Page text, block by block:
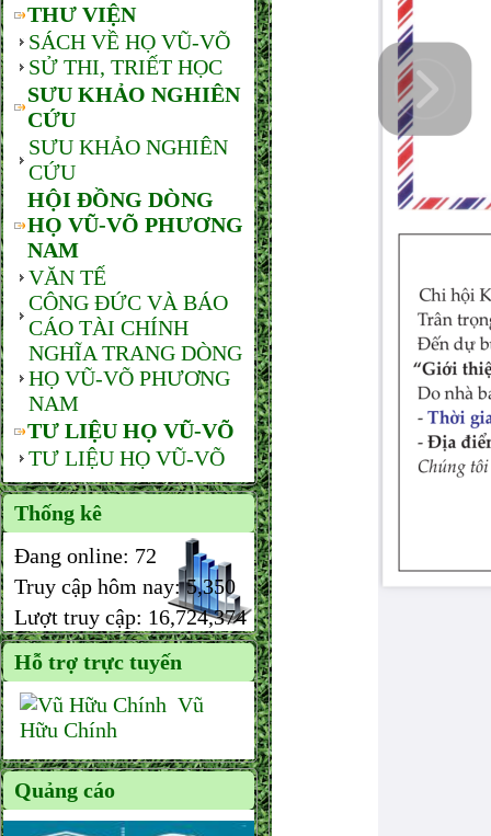
THƯ VIỆN
SÁCH VỀ HỌ VŨ-VÕ
SỬ THI, TRIẾT HỌC
SƯU KHẢO NGHIÊN
CỨU
SƯU KHẢO NGHIÊN
CỨU
HỘI ĐỒNG DÒNG
HỌ VŨ-VÕ PHƯƠNG
NAM
VĂN TẾ
CÔNG ĐỨC VÀ BÁO
CÁO TÀI CHÍNH
NGHĨA TRANG DÒNG
HỌ VŨ-VÕ PHƯƠNG
NAM
TƯ LIỆU HỌ VŨ-VÕ
TƯ LIỆU HỌ VŨ-VÕ
Thống kê
Đang online: 72
Truy cập hôm nay:5,350
Lượt truy cập: 16,724,374
Hỗ trợ trực tuyến
Vũ
Hữu Chính
Quảng cáo